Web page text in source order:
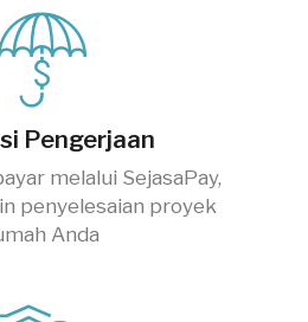
Pengerjaan
melalui SejasaPay,
penyelesaian proyek
Anda